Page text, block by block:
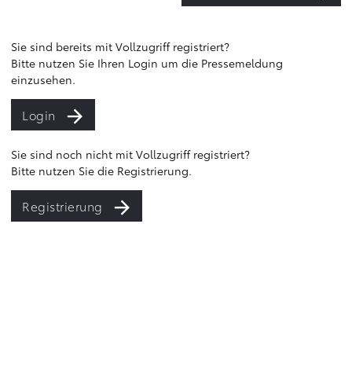
Sie sind bereits mit Vollzugriff registriert?
Bitte nutzen Sie Ihren Login um die Pressemeldung
einzusehen.
Login
Sie sind noch nicht mit Vollzugriff registriert?
Bitte nutzen Sie die Registrierung.
Registrierung